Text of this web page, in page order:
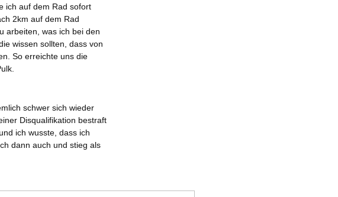
ich auf dem Rad sofort
2km auf dem Rad
arbeiten, was ich bei den
wissen sollten, dass von
So erreichte uns die
schwer sich wieder
Disqualifikation bestraft
ich wusste, dass ich
dann auch und stieg als